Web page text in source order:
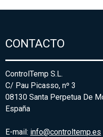
CONTACTO
ControlTemp S.L.
C/ Pau Picasso, nº 3
08130 Santa Perpetua De
España
E-mail: info@controltemp.es